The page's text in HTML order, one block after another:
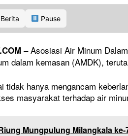
Pause
– Asosiasi Air Minum
dalam kemasan (AMDK),
tidak hanya mengancam
masyarakat terhadap air
Mungpulung Milangkala